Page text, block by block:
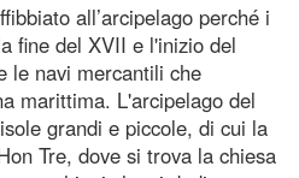
all’arcipelago perché i
fine del XVII e l'inizio del
le navi mercantili che
marittima. L'arcipelago del
grandi e piccole, di cui la
Tre, dove si trova la chiesa